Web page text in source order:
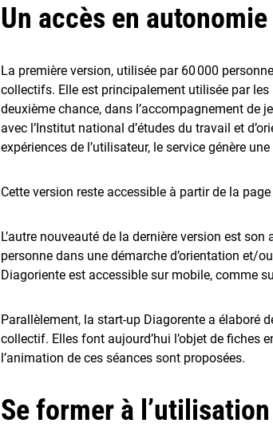
Un accès en
La première version, utilisée par 60 000
collectifs. Elle est principalement utilisée par les
deuxième chance, dans l’accompagnement de
avec l’Institut national d’études du travail et
expériences de l’utilisateur, le service génère
Cette version reste accessible à partir de la
L’autre nouveauté de la dernière version est
personne dans une démarche d’orientation et/
Diagoriente est accessible sur mobile, comme
Parallèlement, la start-up Diagorente a élaboré
collectif. Elles font aujourd’hui l’objet de fiches
l’animation de ces séances sont proposées.
Se former à l’utilisation